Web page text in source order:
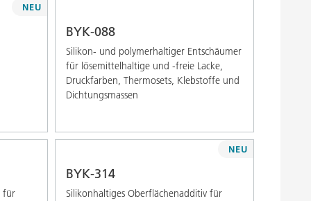
NEU
BYK-088
Silikon- und polymerhaltiger Entschäumer
für lösemittelhaltige und -freie Lacke,
Druckfarben, Thermosets, Klebstoffe und
Dichtungsmassen
für
BYK-314
Silikonhaltiges Oberflächenadditiv für
NEU